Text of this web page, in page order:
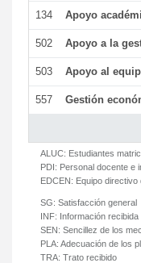
134 Apoyo
502 Apoyo a la
503 Apoyo al
557 Gestión
ALUC: Estudiantes
PDI: Personal docente e
EDCEN: Equipo directivo
SG: Satisfacción general
INF: Información recibida
SEN: Sencillez de los
PLA: Adecuación de los
TRA: Trato recibido